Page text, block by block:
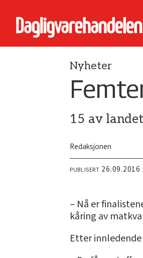
Nyheter
15 av
Redaksjonen
PUBLISERT
– Nå er
kåring av
Etter